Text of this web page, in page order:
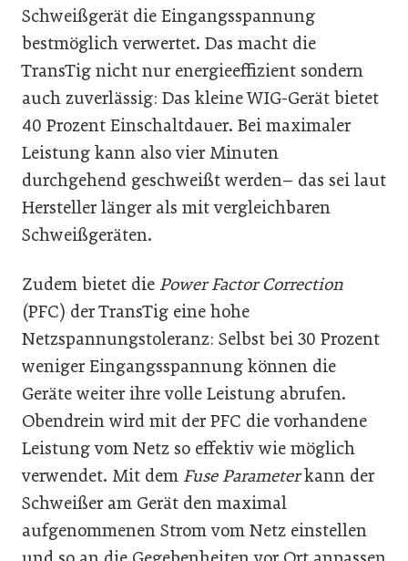
Schweißgerät die Eingangsspannung
bestmöglich verwertet. Das macht die
TransTig nicht nur energieeffizient sondern
auch zuverlässig: Das kleine WIG-Gerät bietet
40 Prozent Einschaltdauer. Bei maximaler
Leistung kann also vier Minuten
durchgehend geschweißt werden– das sei laut
Hersteller länger als mit vergleichbaren
Schweißgeräten.
Zudem bietet die Power Factor Correction
(PFC) der TransTig eine hohe
Netzspannungstoleranz: Selbst bei 30 Prozent
weniger Eingangsspannung können die
Geräte weiter ihre volle Leistung abrufen.
Obendrein wird mit der PFC die vorhandene
Leistung vom Netz so effektiv wie möglich
verwendet. Mit dem Fuse Parameterkann der
Schweißer am Gerät den maximal
aufgenommenen Strom vom Netz einstellen